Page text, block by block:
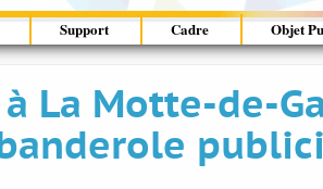
Support Cadre Objet
La Motte-de-